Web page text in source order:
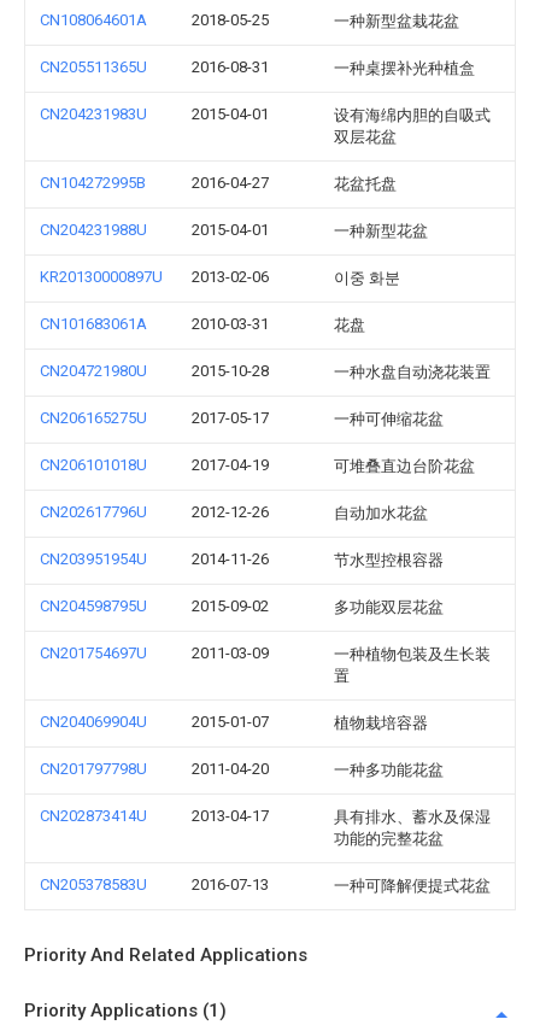
CN108064601A 2018-05-25 一种新型盆栽花盆
CN205511365U 2016-08-31 一种桌摆补光种植盒
CN204231983U 2015-04-01
设有海绵内胆的自吸式
双层花盆
CN104272995B 2016-04-27 花盆托盘
CN204231988U 2015-04-01 一种新型花盆
KR20130000897U 2013-02-06 이중 화분
CN101683061A 2010-03-31 花盘
CN204721980U 2015-10-28 一种水盘自动浇花装置
CN206165275U 2017-05-17 一种可伸缩花盆
CN206101018U 2017-04-19 可堆叠直边台阶花盆
CN202617796U 2012-12-26 自动加水花盆
CN203951954U 2014-11-26 节水型控根容器
CN204598795U 2015-09-02 多功能双层花盆
CN201754697U 2011-03-09
一种植物包装及生长装
置
CN204069904U 2015-01-07 植物栽培容器
CN201797798U 2011-04-20 一种多功能花盆
CN202873414U 2013-04-17
具有排水、蓄水及保湿
功能的完整花盆
CN205378583U 2016-07-13 一种可降解便提式花盆
Priority And Related Applications
Priority Applications (1)